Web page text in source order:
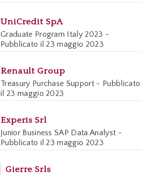
UniCredit SpA
Graduate Program Italy 2023 -
Pubblicato il 23 maggio 2023
Renault Group
Treasury Purchase Support - Pubblicato
il 23 maggio 2023
Experis Srl
Junior Business SAP Data Analyst -
Pubblicato il 23 maggio 2023
Gierre Srls